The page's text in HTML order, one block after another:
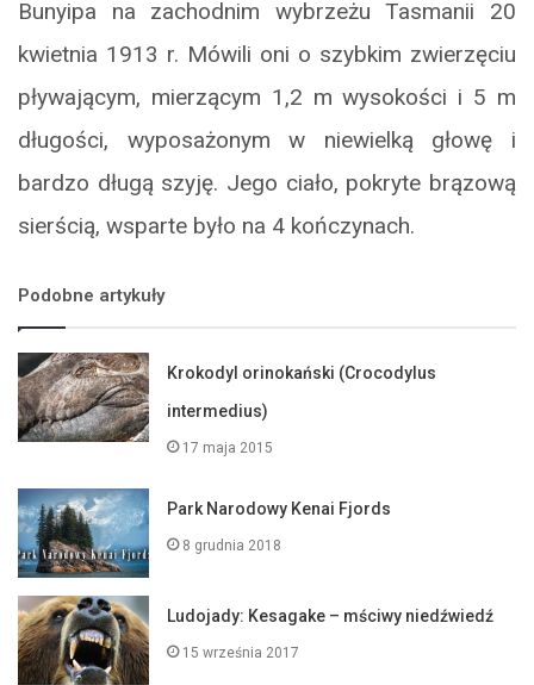
Bunyipa na zachodnim wybrzeżu Tasmanii 20
kwietnia 1913 r. Mówili oni o szybkim zwierzęciu
pływającym, mierzącym 1,2 m wysokości i 5 m
długości, wyposażonym w niewielką głowę i
bardzo długą szyję. Jego ciało, pokryte brązową
sierścią, wsparte było na 4 kończynach.
Podobne artykuły
Krokodyl orinokański (Crocodylus
intermedius)
17 maja 2015
Park Narodowy Kenai Fjords
8 grudnia 2018
Ludojady: Kesagake – mściwy niedźwiedź
15 września 2017